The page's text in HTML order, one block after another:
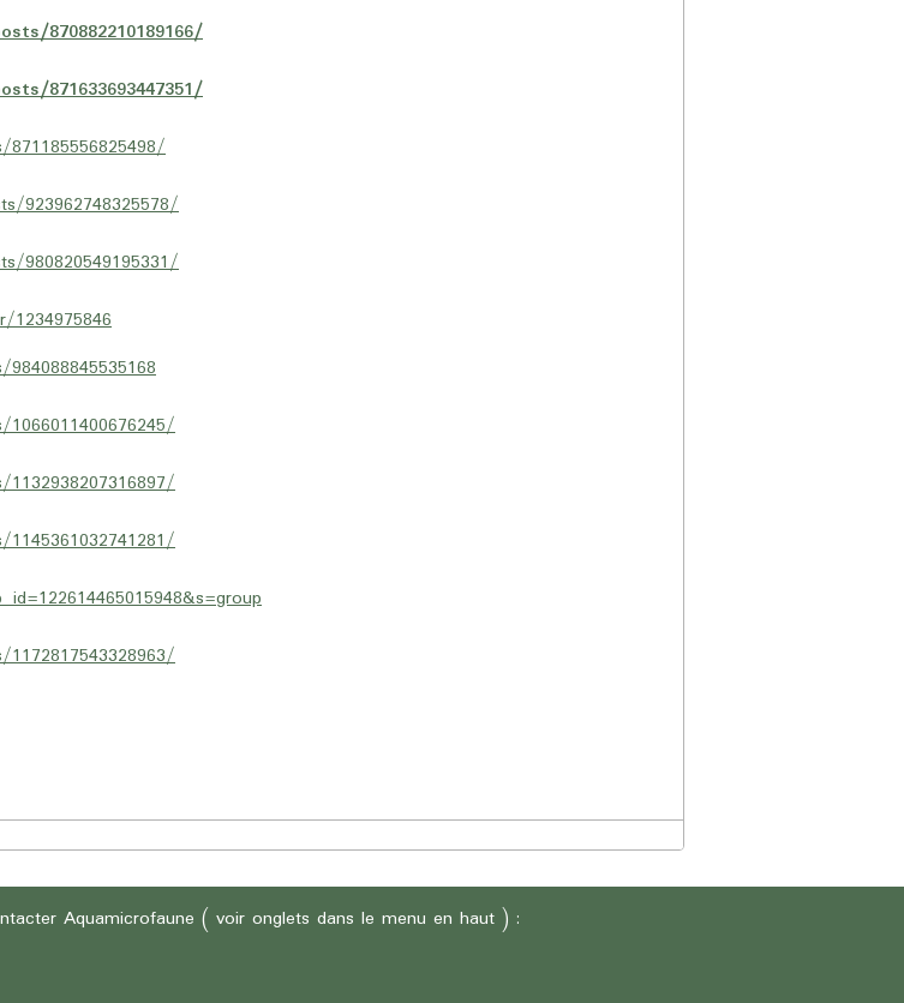
870882210189166/
871633693447351/
923962748325578/
980820549195331/
1234975846
Aquamicrofaune ( voir onglets dans le menu en haut ) :